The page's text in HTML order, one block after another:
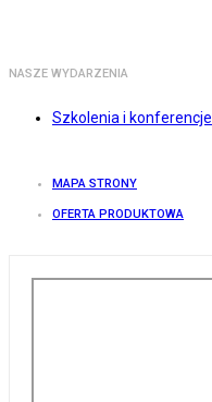
NASZE WYDARZENIA
Szkolenia i konferencje
MAPA STRONY
OFERTA PRODUKTOWA